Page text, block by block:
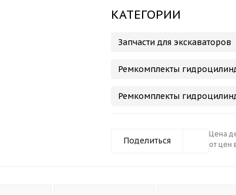
КАТЕГОРИИ
Запчасти для экскаваторов
Ремкомплекты
Ремкомплекты
Поделиться
Цена
от цен